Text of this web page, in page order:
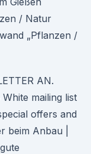
/ Natur
„Pflanzen /
AN.
mailing list
offers and
beim Anbau |